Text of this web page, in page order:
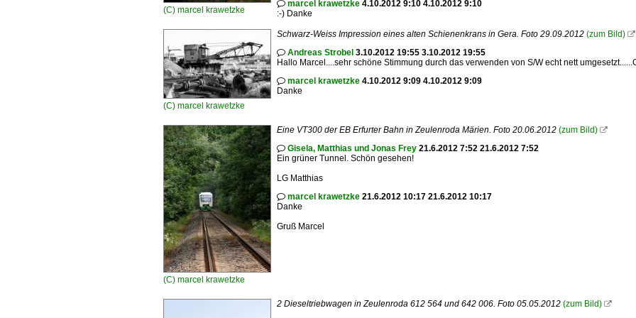
(C) marcel krawetzke
 marcel krawetzke 4.10.2012 9:10 4.10.2012 9:10
:-) Danke
(C) marcel krawetzke
Schwarz-Weiss Impression eines alten Schienenkrans in Gera. Foto 29.09.2012 (zum Bild) 
 Andreas Strobel 3.10.2012 19:55 3.10.2012 19:55
Hallo Marcel....sehr schöne Stimmung durch das verwenden von S/W echt nett
 marcel krawetzke 4.10.2012 9:09 4.10.2012 9:09
Danke
(C) marcel krawetzke
Eine VT300 der EB Erfurter Bahn in Zeulenroda Märien. Foto 20.06.2012 (zum Bild) 
 Gisela, Matthias und Jonas Frey 21.6.2012 7:52 21.6.2012 7:52
Ein grüner Tunnel. Schön gesehen!
LG Matthias
 marcel krawetzke 21.6.2012 10:17 21.6.2012 10:17
Danke
Gruß Marcel
2 Dieseltriebwagen in Zeulenroda 612 564 und 642 006. Foto 05.05.2012 (zum Bild) 